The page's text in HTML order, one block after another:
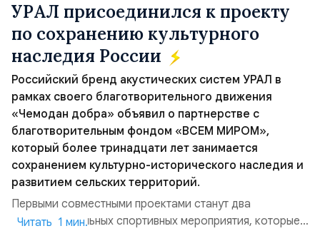
УРАЛ присоединился к проекту
по сохранению культурного
наследия России
Российский бренд акустических систем УРАЛ в
рамках своего благотворительного движения
«Чемодан добра» объявил о партнерстве с
благотворительным фондом «ВСЕМ МИРОМ»,
который более тринадцати лет занимается
сохранением культурно-исторического наследия и
развитием сельских территорий.
Первыми совместными проектами станут два
благотворительных спортивных мероприятия, которые
Читать 1 мин.